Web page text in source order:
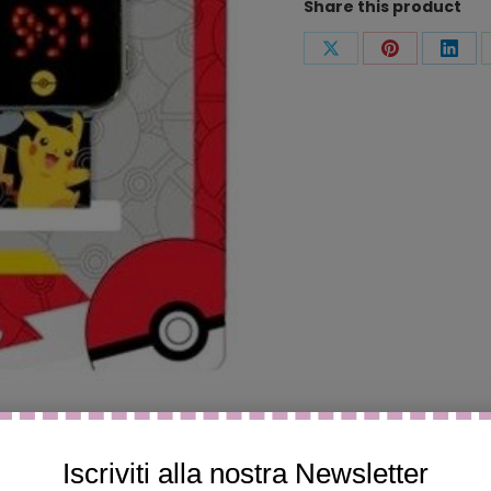
Silicone
Share this product
CondividiCondividi
Iscriviti alla nostra Newsletter